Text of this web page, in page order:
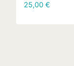
25,00 €